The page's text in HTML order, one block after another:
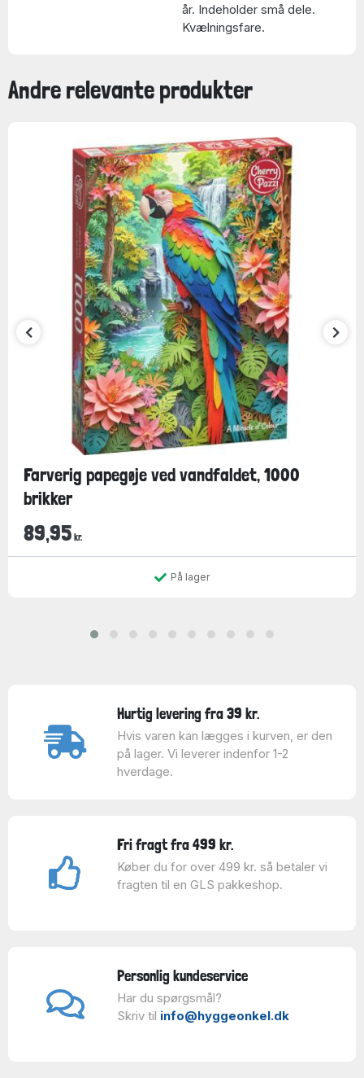
år. Indeholder små dele.
Kvælningsfare.
Andre relevante produkter
Farverig papegøje ved vandfaldet, 1000
brikker
89,95 kr.
På lager
Hurtig levering fra 39 kr.
Hvis varen kan lægges i kurven, er den
på lager. Vi leverer indenfor 1-2
hverdage.
Fri fragt fra 499 kr.
Køber du for over 499 kr. så betaler vi
fragten til en GLS pakkeshop.
Personlig kundeservice
Har du spørgsmål?
Skriv til info@hyggeonkel.dk